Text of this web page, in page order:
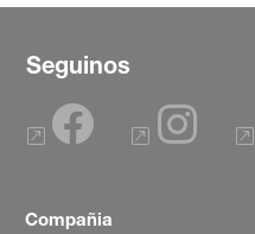
Seguinos
Compañia